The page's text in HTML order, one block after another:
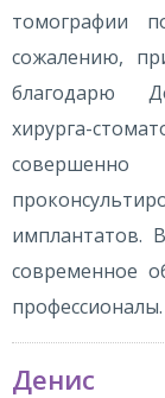
томографии
сожалению,
благодарю
хирурга-
имплантатов.
современное
профессионалы.
Денис